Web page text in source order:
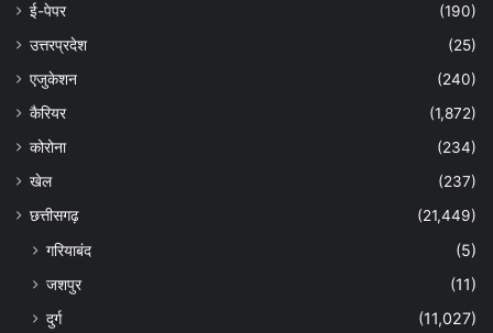
ई-पेपर
(190)
उत्तरप्रदेश
(25)
एजुकेशन
(240)
कैरियर
(1,872)
कोरोना
(234)
खेल
(237)
छत्तीसगढ़
(21,449)
गरियाबंद
(5)
जशपुर
(11)
दुर्ग
(11,027)